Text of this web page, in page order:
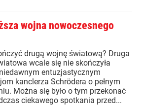
wojna nowoczesnego
drugą wojnę światową? Druga
wcale się nie skończyła
entuzjastycznym
kanclerza Schrödera o pełnym
Można się było o tym przekonać
ciekawego spotkania przed...